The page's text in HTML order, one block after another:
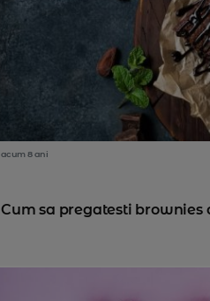
acum 8 ani
Cum sa pregatesti